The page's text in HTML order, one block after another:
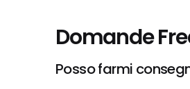
Domande
Posso farmi